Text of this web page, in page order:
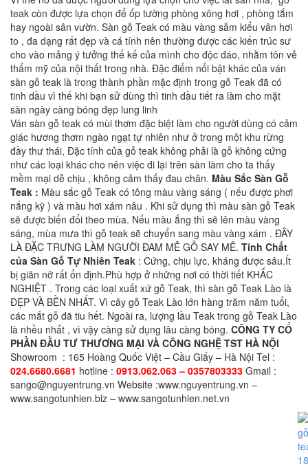
teak còn được lựa chọn để ốp tường phòng xông hơi , phòng tắm
hay ngoài sân vườn. Sàn gỗ Teak có màu vàng sẫm kiểu vân hơi
to , đa dạng rất đẹp và cá tính nên thường được các kiến trúc sư
cho vào mảng ý tưởng thế kế của mình cho độc đáo, nhằm tôn vẻ
thẩm mỹ của nội thất trong nhà. Đặc điểm nổi bật khác của ván
sàn gỗ teak là trong thành phần mặc định trong gỗ Teak đã có
tinh dầu vì thế khi bạn sử dùng thì tinh dầu tiết ra làm cho mặt
sàn ngày càng bóng đẹp lung linh
Ván sàn gỗ teak có mùi thơm đặc biệt làm cho người dùng có cảm
giác hương thơm ngào ngạt tự nhiên như ở trong một khu rừng
đầy thư thái, Đặc tính của gỗ teak không phải là gỗ không cứng
như các loại khác cho nên việc đi lại trên sàn làm cho ta thấy
mềm mại dễ chịu , không cảm thấy đau chân. Màu Sắc Sàn Gỗ
Teak : Màu sắc gỗ Teak có tông màu vàng sáng ( nếu được phơi
nắng kỹ ) và màu hơi xám nâu . Khi sử dụng thì màu sàn gỗ Teak
sẽ được biến đổi theo mùa. Nếu màu ắng thì sẽ lên màu vàng
sáng, mùa mưa thì gỗ teak sẽ chuyển sang màu vàng xám . ĐÂY
LÀ ĐẶC TRƯNG LÀM NGƯỜI ĐAM MÊ GỖ SAY MÊ. Tính Chất
của Sàn Gỗ Tự Nhiên Teak : Cứng, chịu lực, kháng được sâu.Ít
bị giãn nỡ rất ổn định.Phù hợp ở những nơi có thời tiết KHẮC
NGHIỆT . Trong các loại xuất xứ gỗ Teak, thì sàn gỗ Teak Lào là
ĐẸP VÀ BỀN NHẤT. Vì cây gỗ Teak Lào lớn hàng trăm năm tuổi,
các mắt gỗ đã tiu hết. Ngoài ra, lượng lầu Teak trong gỗ Teak Lào
là nhều nhất , vì vậy càng sử dụng lâu càng bóng. CÔNG TY CỔ
PHẦN ĐẦU TƯ THƯƠNG MẠI VÀ CÔNG NGHỆ TST HÀ NỘI
Showroom : 165 Hoàng Quốc Việt – Cầu Giấy – Hà Nội Tel :
024.6680.6681 hotline : 0913.062.063 – 0357803333 Gmail :
sango@nguyentrung.vn Website :www.nguyentrung.vn –
www.sangotunhien.biz – www.sangotunhien.net.vn